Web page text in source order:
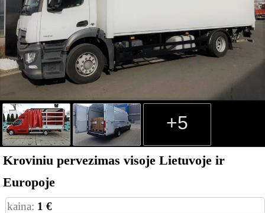
+5
Kroviniu pervezimas visoje Lietuvoje ir
Europoje
kaina: 1 €